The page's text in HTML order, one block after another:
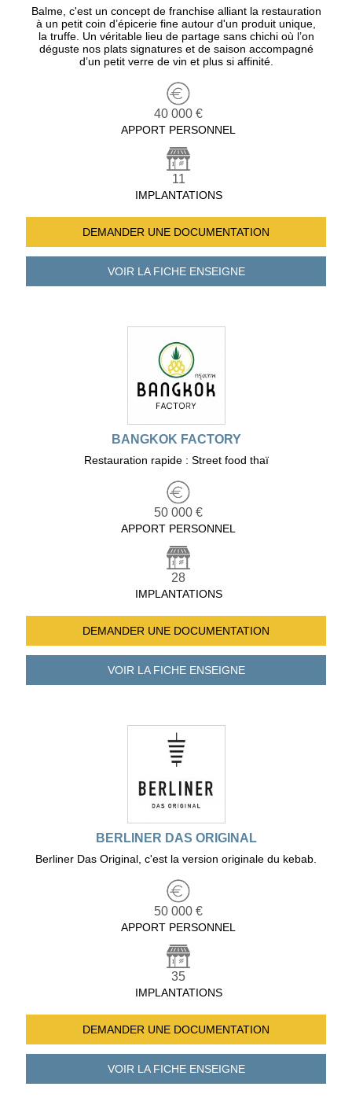
Balme, c'est un concept de franchise alliant la restauration
à un petit coin d’épicerie fine autour d'un produit unique,
la truffe. Un véritable lieu de partage sans chichi où l’on
déguste nos plats signatures et de saison accompagné
d’un petit verre de vin et plus si affinité.
40 000 €
APPORT PERSONNEL
11
IMPLANTATIONS
DEMANDER UNE DOCUMENTATION
VOIR LA FICHEENSEIGNE
BANGKOK FACTORY
Restauration rapide : Street food thaï
50 000 €
APPORT PERSONNEL
28
IMPLANTATIONS
DEMANDER UNE DOCUMENTATION
VOIR LA FICHEENSEIGNE
BERLINER DAS ORIGINAL
Berliner Das Original, c'est la version originale du kebab.
50 000 €
APPORT PERSONNEL
35
IMPLANTATIONS
DEMANDER UNE DOCUMENTATION
VOIR LA FICHEENSEIGNE